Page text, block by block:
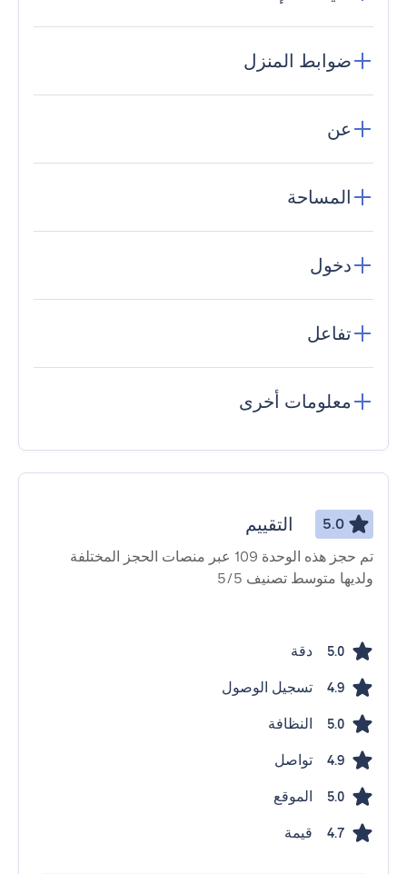
ضوابط المنزل
عن
المساحة
دخول
تفاعل
معلومات أخرى
5.0 التقييم
تم حجز هذه الوحدة 109 عبر منصات الحجز المختلفة
ولديها متوسط ​​تصنيف 5/5
5.0 دقة
4.9 تسجيل الوصول
5.0 النظافة
4.9 تواصل
5.0 الموقع
4.7 قيمة